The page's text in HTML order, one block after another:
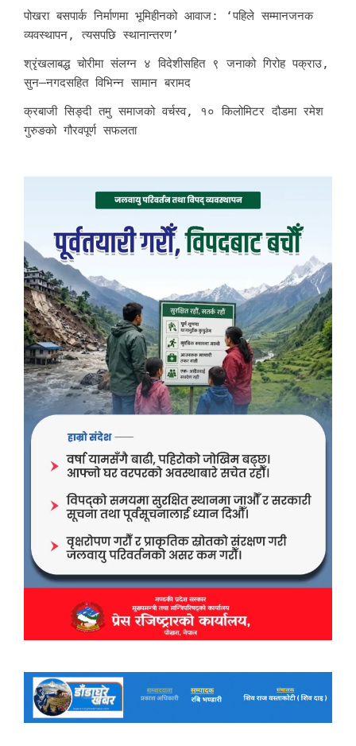
पोखरा बसपार्क निर्माणमा भूमिहीनको आवाज: ‘पहिले सम्मानजनक
व्यवस्थापन, त्यसपछि स्थानान्तरण’
श्रृंखलाबद्ध चोरीमा संलग्न ४ विदेशीसहित ९ जनाको गिरोह पक्राउ,
सुन–नगदसहित विभिन्न सामान बरामद
क्रबाजी सिङ्दी तमु समाजको वर्चस्व, १० किलोमिटर दौडमा रमेश
गुरुङको गौरवपूर्ण सफलता